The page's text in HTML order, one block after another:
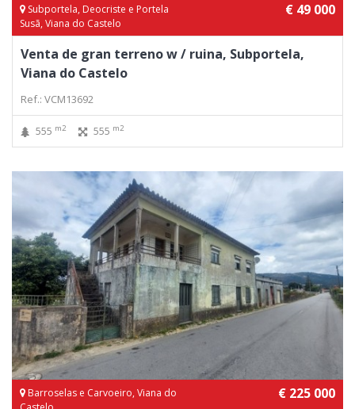
Subportela, Deocriste e Portela
Susã, Viana do Castelo
€ 49 000
Venta de gran terreno w / ruina, Subportela,
Viana do Castelo
Ref.: VCM13692
555 m2 555 m2
Barroselas e Carvoeiro, Viana do
€ 225 000